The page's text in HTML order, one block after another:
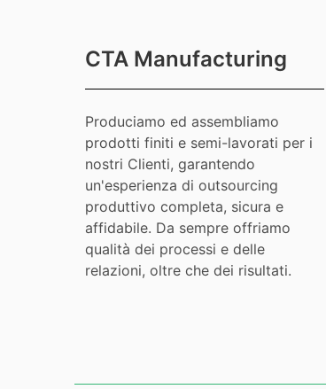
CTA Manufacturing
Produciamo ed assembliamo
prodotti finiti e semi-lavorati per i
nostri Clienti, garantendo
un'esperienza di outsourcing
produttivo completa, sicura e
affidabile. Da sempre offriamo
qualità dei processi e delle
relazioni, oltre che dei risultati.